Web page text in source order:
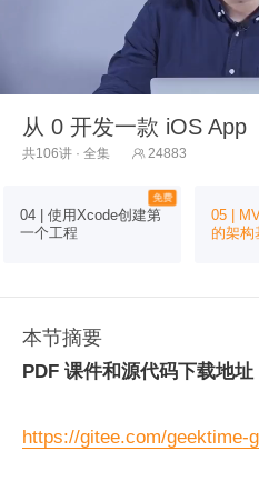
从 0 开发一款 iOS App
共106讲 · 全集  24883
免费
04 | 使用Xcode创建第
一个工程
05 |
的架构
本节摘要
PDF 课件和源代码下载地址
https://gitee.com/geektime-